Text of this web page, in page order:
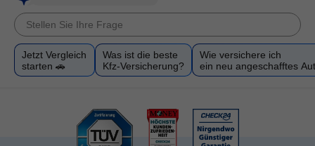
Jetzt Vergleich
starten 🚗
Was ist die beste
Kfz-Versicherung?
Wie versichere ich
ein neu angeschafftes